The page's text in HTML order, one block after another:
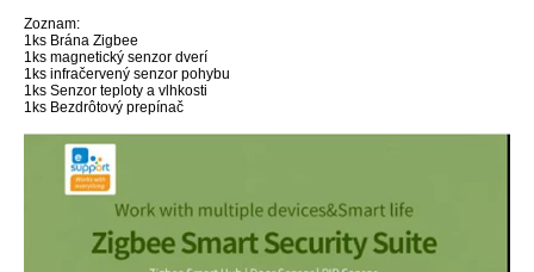
Zoznam:
1ks Brána Zigbee
1ks magnetický senzor dverí
1ks infračervený senzor pohybu
1ks Senzor teploty a vlhkosti
1ks Bezdrôtový prepínač